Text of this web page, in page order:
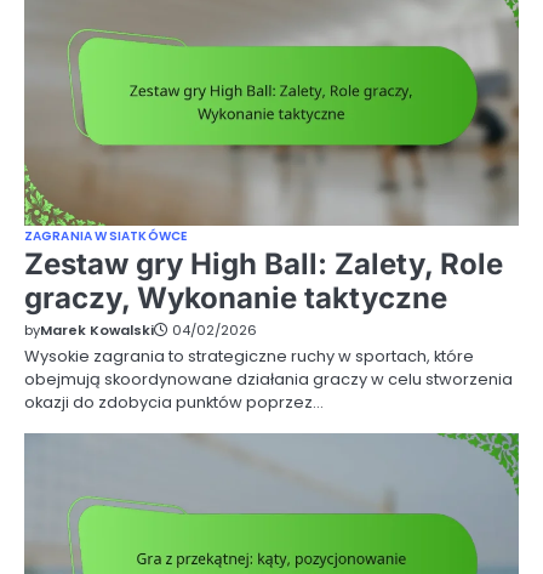
ZAGRANIA W SIATKÓWCE
Zestaw gry High Ball: Zalety, Role
graczy, Wykonanie taktyczne
byMarek Kowalski 04/02/2026
Wysokie zagrania to strategiczne ruchy w sportach, które
obejmują skoordynowane działania graczy w celu stworzenia
okazji do zdobycia punktów poprzez…